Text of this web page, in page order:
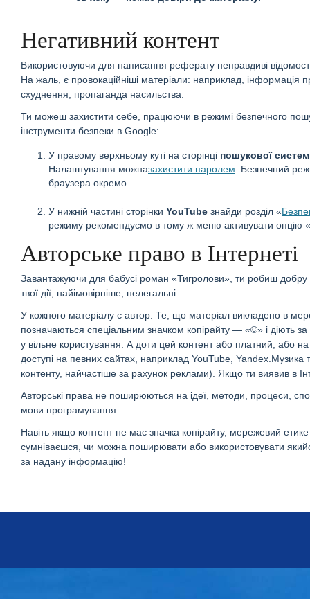
Негативний контент
Використовуючи для написання реферату неправдиві
На жаль, є провокаційніші матеріали: наприклад, інформація
схуднення, пропаганда насильства.
Ти можеш захистити себе, працюючи в режимі безпечного
інструменти безпеки в Google:
У правому верхньому куті на сторінці пошукової
Налаштування можназахистити паролем . Безпечний
браузера окремо.
У нижній частині сторінки YouTube знайди розділ «
режиму рекомендуємо в тому ж меню активувати опцію
Авторське право в Інтернеті
Завантажуючи для бабусі роман «Тигролови», ти робиш
твої дії, найімовірніше, нелегальні.
У кожного матеріалу є автор. Те, що матеріал викладено в
позначаються спеціальним значком копірайту — «©» і діють
у вільне користування. А доти цей контент або платний, або
доступі на певних сайтах, наприклад YouTube,
контенту, найчастіше за рахунок реклами). Якщо ти виявив в
Авторські права не поширюються на ідеї, методи, процеси,
мови програмування.
Навіть якщо контент не має значка копірайту, мережевий
сумніваєшся, чи можна поширювати або використовувати
за надану інформацію!